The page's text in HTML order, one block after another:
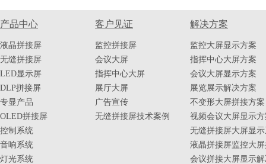
产品中心
液晶拼接屏
无缝拼接屏
LED显示屏
DLP拼接屏
专显产品
OLED拼接屏
控制系统
音响系统
灯光系统
客户见证
监控拼接屏
会议大屏
指挥中心大屏
展厅大屏
广告宣传
无缝拼接屏技术案例
解决方案
监控大屏显示方案
指挥中心大屏方案
会议大屏显示方案
展览展示解决方案
不变形大屏拼接方案
视频会议大屏显示
无缝拼接屏大屏显
液晶拼接屏监控大
会议拼接大屏显示